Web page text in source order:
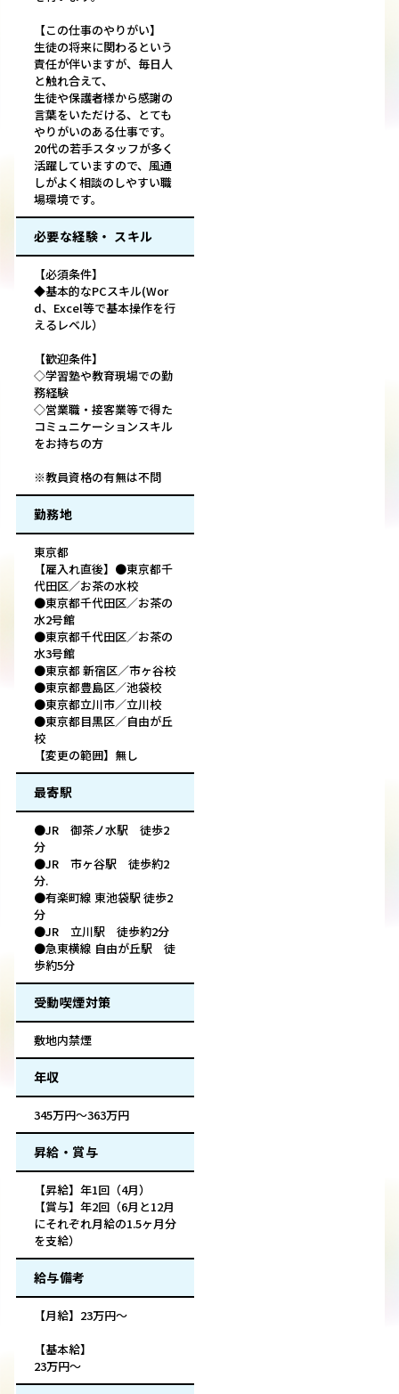
【この仕事のやりがい】
生徒の将来に関わるという
責任が伴いますが、毎日人
と触れ合えて、
生徒や保護者様から感謝の
言葉をいただける、とても
やりがいのある仕事です。
20代の若手スタッフが多く
活躍していますので、風通
しがよく相談のしやすい職
場環境です。
必要な経験・ スキル
【必須条件】
◆基本的なPCスキル(Wor
d、Excel等で基本操作を行
えるレベル）
【歓迎条件】
◇学習塾や教育現場での勤
務経験
◇営業職・接客業等で得た
コミュニケーションスキル
をお持ちの方
※教員資格の有無は不問
勤務地
東京都
【雇入れ直後】●東京都千
代田区／お茶の水校
●東京都千代田区／お茶の
水2号館
●東京都千代田区／お茶の
水3号館
●東京都 新宿区／市ヶ谷校
●東京都豊島区／池袋校
●東京都立川市／立川校
●東京都目黒区／自由が丘
校
【変更の範囲】無し
最寄駅
●JR 御茶ノ水駅 徒歩2
分
●JR 市ヶ谷駅 徒歩約2
分.
●有楽町線 東池袋駅 徒歩2
分
●JR 立川駅 徒歩約2分
●急東横線 自由が丘駅 徒
歩約5分
受動喫煙対策
敷地内禁煙
年収
345万円～363万円
昇給・賞与
【昇給】年1回（4月）
【賞与】年2回（6月と12月
にそれぞれ月給の1.5ヶ月分
を支給）
給与備考
【月給】23万円～
【基本給】
23万円～